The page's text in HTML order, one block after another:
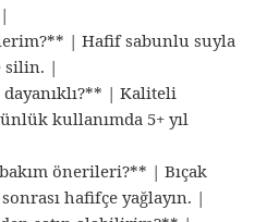
| Hafif sabunlu suyla
silin. |
| Kaliteli
kullanımda 5+ yıl
önerileri?** | Bıçak
hafifçe yağlayın. |